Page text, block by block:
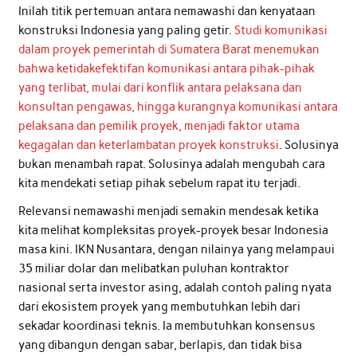
Inilah titik pertemuan antara nemawashi dan kenyataan
konstruksi Indonesia yang paling getir. Studi komunikasi
dalam proyek pemerintah di Sumatera Barat menemukan
bahwa ketidakefektifan komunikasi antara pihak-pihak
yang terlibat, mulai dari konflik antara pelaksana dan
konsultan pengawas, hingga kurangnya komunikasi antara
pelaksana dan pemilik proyek, menjadi faktor utama
kegagalan dan keterlambatan proyek konstruksi. Solusinya
bukan menambah rapat. Solusinya adalah mengubah cara
kita mendekati setiap pihak sebelum rapat itu terjadi.
Relevansi nemawashi menjadi semakin mendesak ketika
kita melihat kompleksitas proyek-proyek besar Indonesia
masa kini. IKN Nusantara, dengan nilainya yang melampaui
35 miliar dolar dan melibatkan puluhan kontraktor
nasional serta investor asing, adalah contoh paling nyata
dari ekosistem proyek yang membutuhkan lebih dari
sekadar koordinasi teknis. Ia membutuhkan konsensus
yang dibangun dengan sabar, berlapis, dan tidak bisa